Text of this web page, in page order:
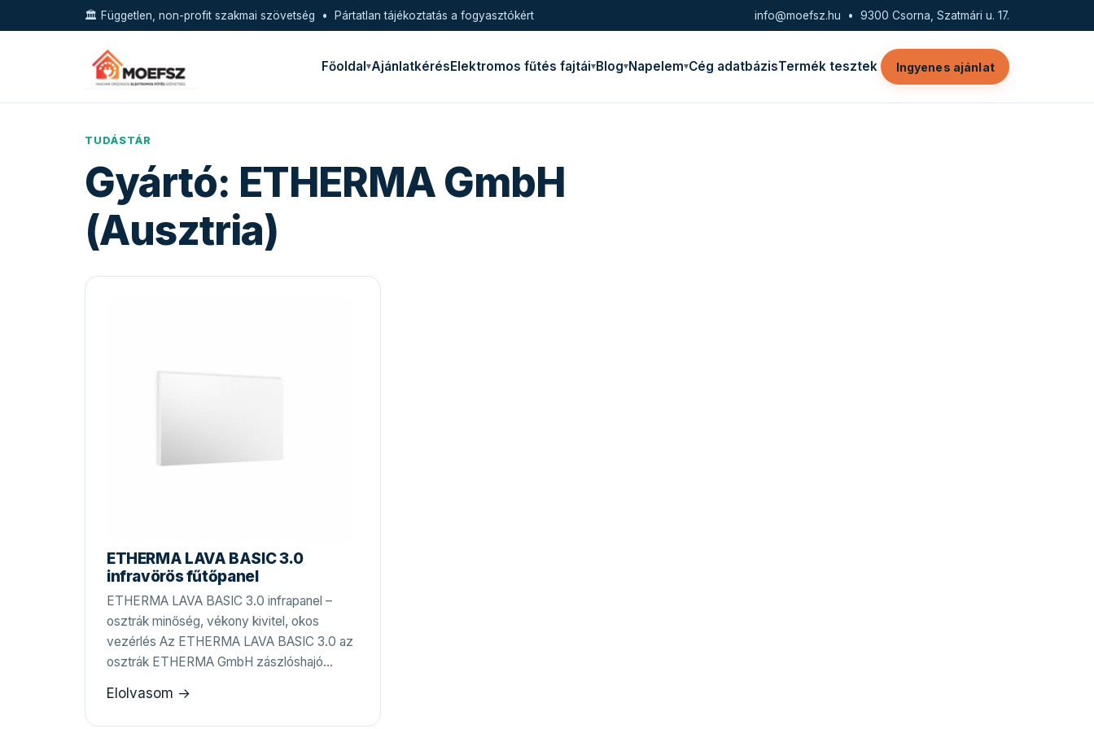
🏛️ Független, non-profit szakmai szövetség • Pártatlan tájékoztatás a fogyasztókért info@moefsz.hu • 9300 Csorna, Szatmári u. 17.
Főoldal AjánlatkérésElektromos fűtés fajtái Blog Napelem Cég adatbázisTermék tesztek Ingyenes ajánlat
TUDÁSTÁR
Gyártó: ETHERMA GmbH
(Ausztria)
ETHERMA LAVA BASIC 3.0
infravörös fűtőpanel
ETHERMA LAVA BASIC 3.0 infrapanel –
osztrák minőség, vékony kivitel, okos
vezérlés Az ETHERMA LAVA BASIC 3.0 az
osztrák ETHERMA GmbH zászlóshajó…
Elolvasom →